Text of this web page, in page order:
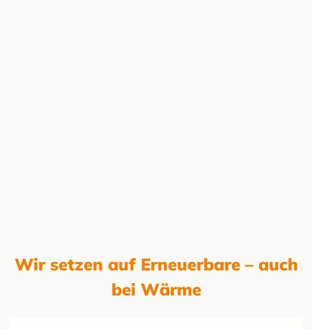
Wir setzen auf Erneuerbare – auch
bei Wärme